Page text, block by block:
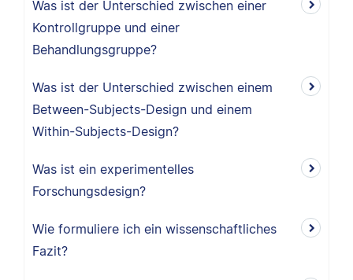
Was ist der Unterschied zwischen einer
Kontrollgruppe und einer
Behandlungsgruppe?
Was ist der Unterschied zwischen einem
Between-Subjects-Design und einem
Within-Subjects-Design?
Was ist ein experimentelles
Forschungsdesign?
Wie formuliere ich ein wissenschaftliches
Fazit?